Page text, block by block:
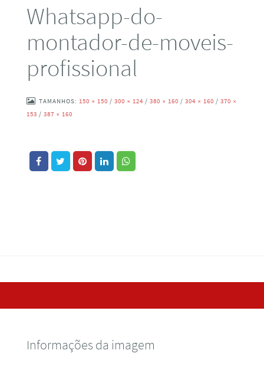
Whatsapp-do-
montador-de-moveis-
profissional
TAMANHOS: 150 × 150 / 300 × 124 / 380 × 160 / 304 × 160 / 370 ×
153 / 387 × 160
Informações da imagem